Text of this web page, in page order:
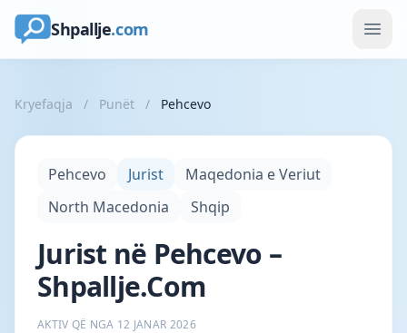
Shpallje.com
Kryefaqja / Punët / Pehcevo
Pehcevo Jurist
Maqedonia e Veriut
North Macedonia
Shqip
Jurist në Pehcevo –
Shpallje.Com
AKTIV QË NGA 12 JANAR 2026